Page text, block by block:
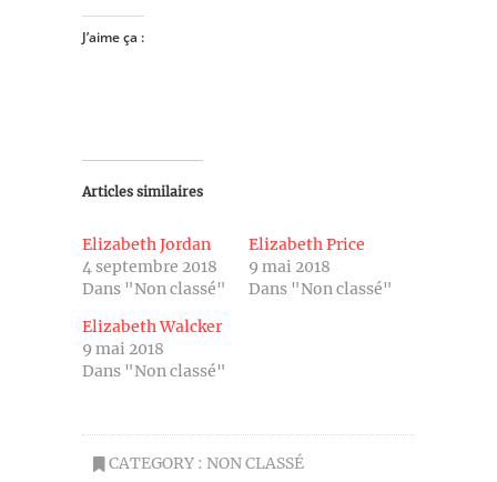
J’aime ça :
Articles similaires
Elizabeth Jordan
4 septembre 2018
Dans "Non classé"
Elizabeth Price
9 mai 2018
Dans "Non classé"
Elizabeth Walcker
9 mai 2018
Dans "Non classé"
CATEGORY : NON CLASSÉ